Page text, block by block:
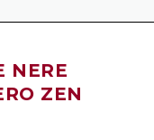
NERE
ZEN